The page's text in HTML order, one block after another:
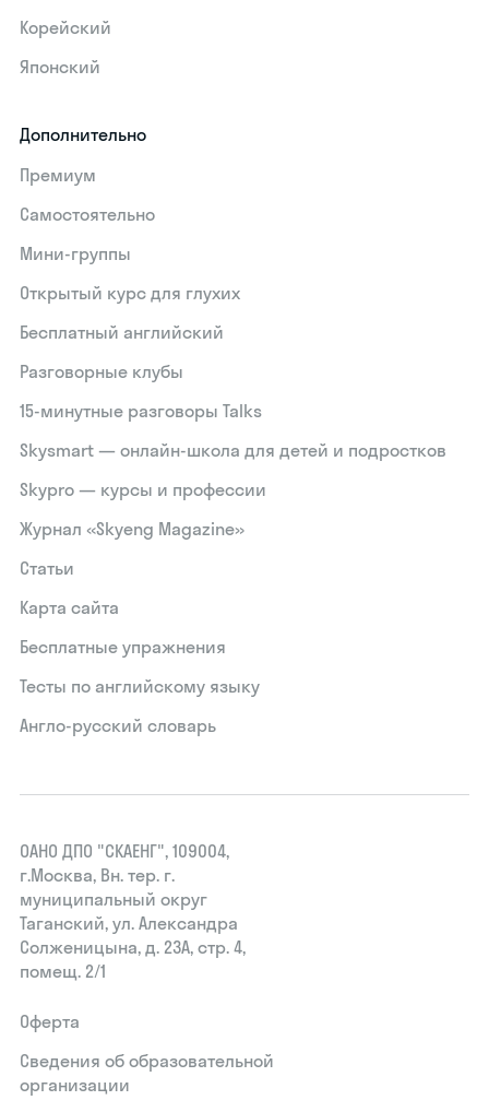
Корейский
Японский
Дополнительно
Премиум
Самостоятельно
Мини-группы
Открытый курс для глухих
Бесплатный английский
Разговорные клубы
15‑минутные разговоры Talks
Skysmart — онлайн-школа для детей и подростков
Skypro — курсы и профессии
Журнал «Skyeng Magazine»
Статьи
Карта сайта
Бесплатные упражнения
Тесты по английскому языку
Англо-русский словарь
ОАНО ДПО "СКАЕНГ", 109004,
г.Москва, Вн. тер. г.
муниципальный округ
Таганский, ул. Александра
Солженицына, д. 23А, стр. 4,
помещ. 2/1
Оферта
Сведения об образовательной
организации